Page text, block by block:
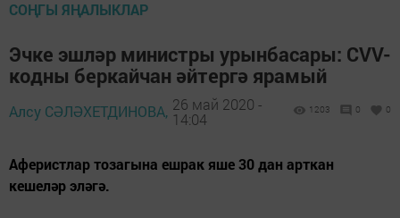
СОҢГЫ ЯҢАЛЫКЛАР
Эчке эшләр министры урынбасары: CVV-
кодны беркайчан әйтергә ярамый
Алсу СӘЛӘХЕТДИНОВА, 26 май 2020 -
14:04
1203 0 0
Аферистлар тозагына ешрак яше 30 дан арткан
кешеләр эләгә.